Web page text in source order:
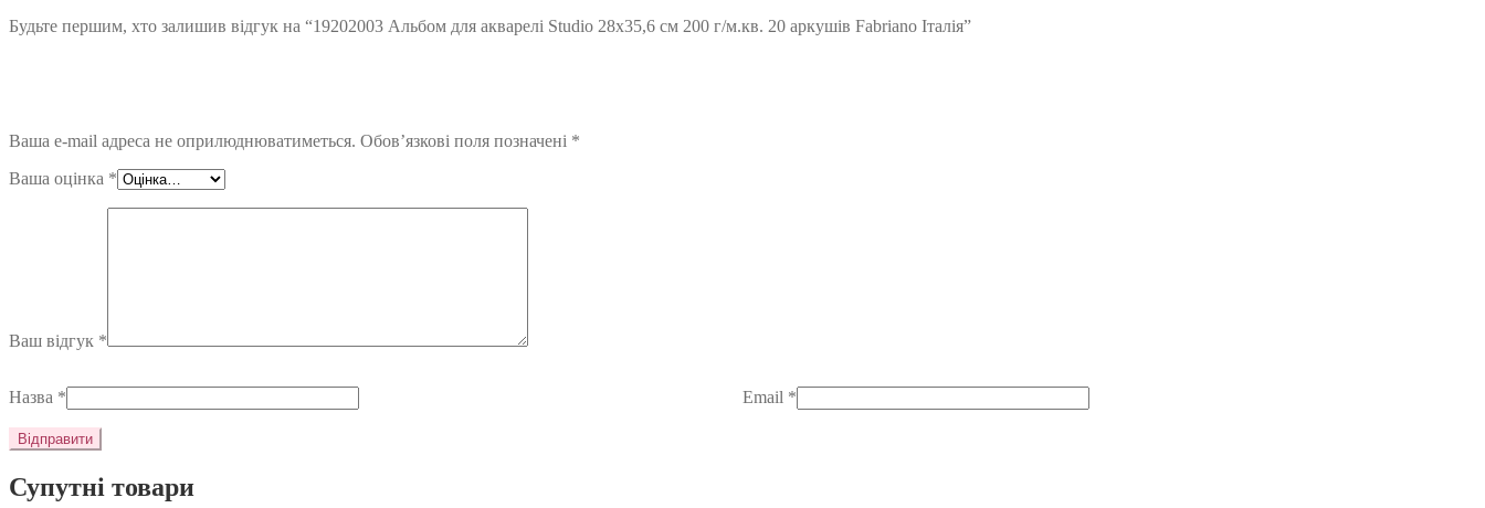
Будьте першим, хто залишив відгук на “19202003 Альбом для акварелі Studio 28х35,6 см 200 г/м.кв. 20 аркушів Fabriano Італія”
Ваша e-mail адреса не оприлюднюватиметься. Обов’язкові поля позначені *
Ваша оцінка *
Ваш відгук *
Назва * Email *
Супутні товари